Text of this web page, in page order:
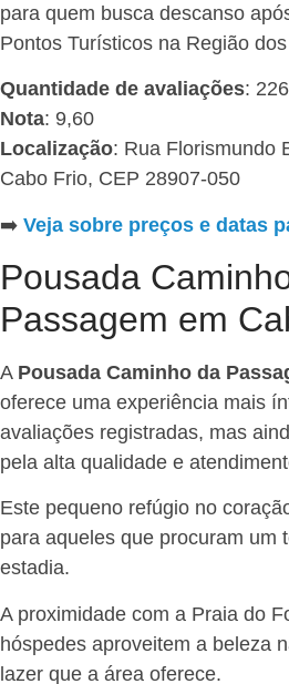
para quem busca descanso
Pontos Turísticos na Região
Quantidade de avaliações: 226
Nota: 9,60
Localização: Rua Florismundo
Cabo Frio, CEP 28907-050
➡️ Veja sobre preços e datas
Pousada
Passagem em
A Pousada Caminho da
oferece uma experiência mais
avaliações registradas, mas
pela alta qualidade e
Este pequeno refúgio no
para aqueles que procuram um
estadia.
A proximidade com a Praia do
hóspedes aproveitem a beleza
lazer que a área oferece.